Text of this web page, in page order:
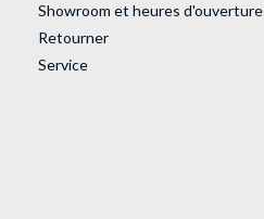
Showroom et heures d'ouverture
Retourner
Service